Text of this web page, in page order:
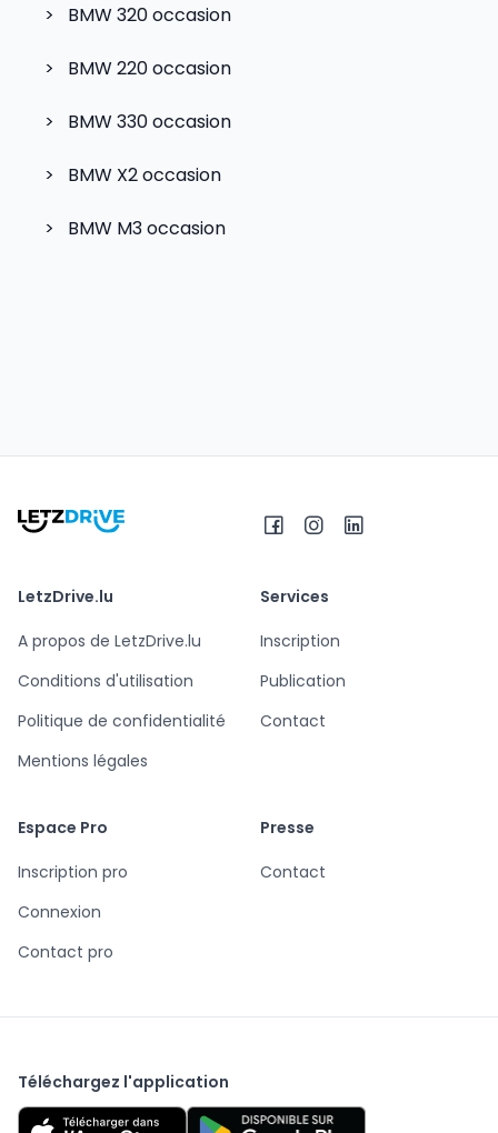
> BMW 320occasion
> BMW 220occasion
> BMW 330occasion
> BMW X2occasion
> BMW M3occasion
LetzDrive.lu
A propos de LetzDrive.lu
Conditions d'utilisation
Politique de confidentialité
Mentions légales
Services
Inscription
Publication
Contact
Espace Pro
Inscription pro
Connexion
Contact pro
Presse
Contact
Téléchargez l'application